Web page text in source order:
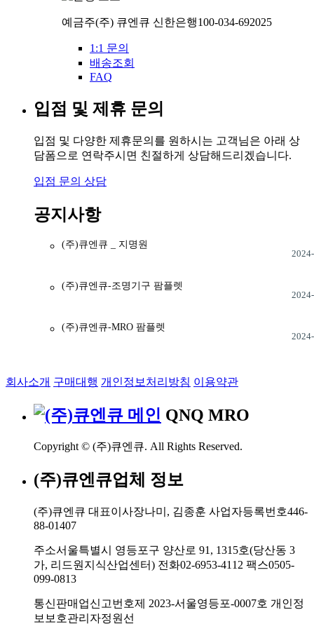
예금주(주) 큐엔큐 신한은행100-034-692025
1:1 문의
배송조회
FAQ
입점 및 제휴 문의
입점 및 다양한 제휴문의를 원하시는 고객님은 아래 상
담폼으로 연락주시면 친절하게 상담해드리겠습니다.
입점 문의 상담
공지사항
(주)큐엔큐 _ 지명원
(주)큐엔큐-조명기구 팜플렛
(주)큐엔큐-MRO 팜플렛
회사소개 구매대행 개인정보처리방침 이용약관
QNQ MRO
Copyright © (주)큐엔큐. All Rights Reserved.
(주)큐엔큐업체 정보
(주)큐엔큐 대표이사장나미, 김종훈 사업자등록번호446-
88-01407
주소서울특별시 영등포구 양산로 91, 1315호(당산동 3
가, 리드원지식산업센터) 전화02-6953-4112 팩스0505-
099-0813
통신판매업신고번호제 2023-서울영등포-0007호 개인정
보보호관리자정원선